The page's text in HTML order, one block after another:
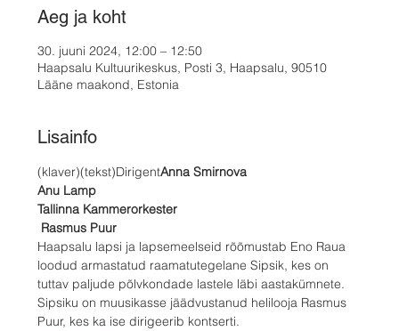
Aeg ja koht
30. juuni 2024, 12:00 – 12:50
Haapsalu Kultuurikeskus, Posti 3, Haapsalu, 90510
Lääne maakond, Estonia
Lisainfo
(klaver)(tekst)DirigentAnna Smirnova
Anu Lamp
Rasmus Puur
Haapsalu lapsi ja lapsemeelseid rõõmustab Eno Raua
loodud armastatud raamatutegelane Sipsik, kes on
tuttav paljude põlvkondade lastele läbi aastakümnete.
Sipsiku on muusikasse jäädvustanud helilooja Rasmus
Puur, kes ka ise dirigeerib kontserti.